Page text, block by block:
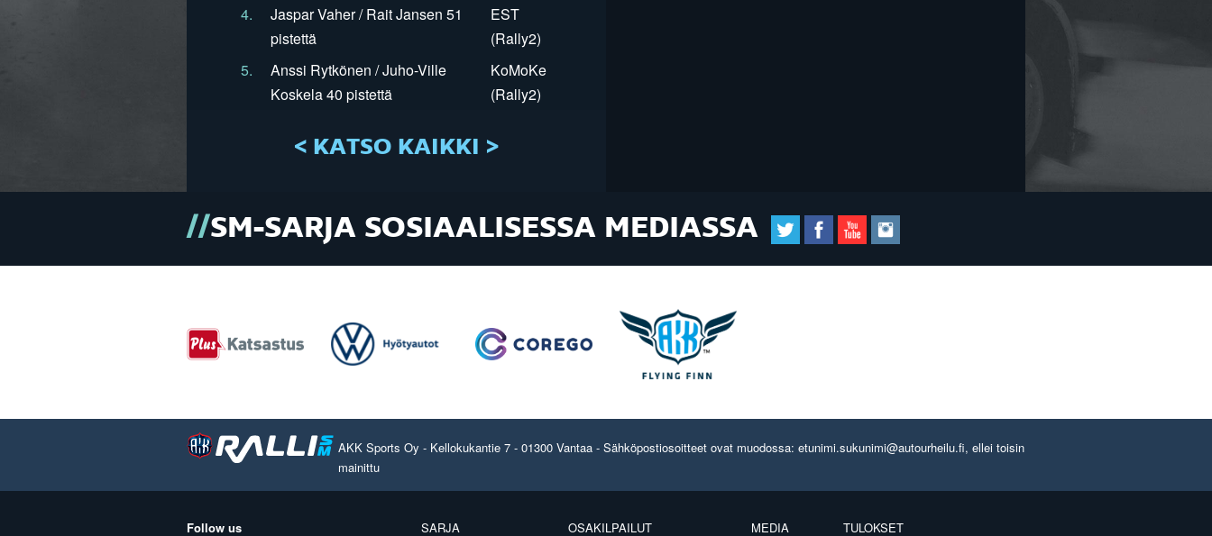
4.
Jaspar Vaher / Rait Jansen 51
pistettä
EST
(Rally2)
5.
Anssi Rytkönen / Juho-Ville
Koskela 40 pistettä
KoMoKe
(Rally2)
< KATSO KAIKKI >
SM-SARJA SOSIAALISESSA MEDIASSA
AKK Sports Oy - Kellokukantie 7 - 01300 Vantaa - Sähköpostiosoitteet ovat muodossa: etunimi.sukunimi@autourheilu.fi, ellei toisin
mainittu
Follow us SARJA OSAKILPAILUT MEDIA TULOKSET